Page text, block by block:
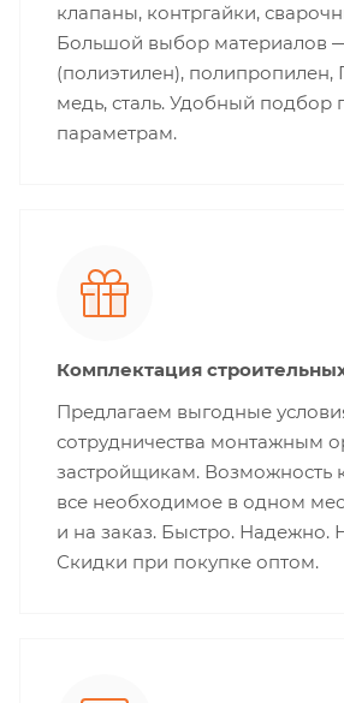
клапаны, контргайки,
Большой выбор материалов
(полиэтилен), полипропилен,
медь, сталь. Удобный подбор
параметрам.
Комплектация
Предлагаем выгодные
сотрудничества монтажным
застройщикам. Возможность
все необходимое в одном
и на заказ. Быстро. Надежно.
Скидки при покупке оптом.